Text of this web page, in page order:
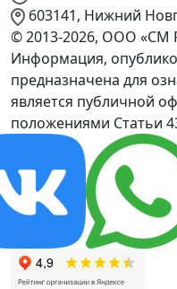
603141, Нижний
© 2013-2026, ООО «СМ
Информация,
предназначена для
является публичной
положениями Статьи